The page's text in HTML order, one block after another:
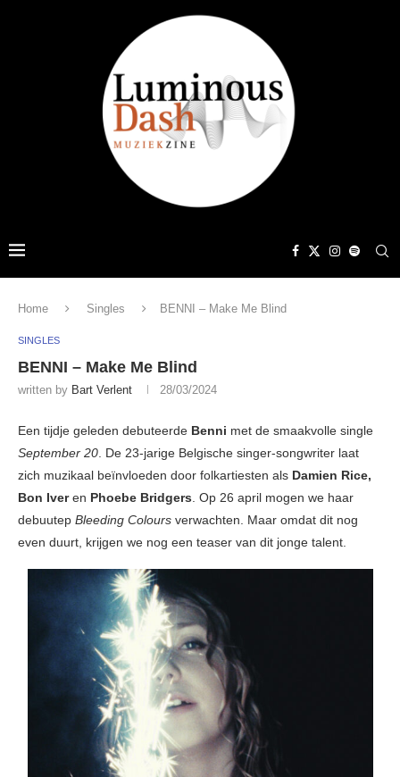
Home Singles BENNI – Make Me Blind
SINGLES
BENNI – Make Me Blind
written by Bart Verlent 28/03/2024
Een tijdje geleden debuteerde Benni met de smaakvolle single
September 20. De 23-jarige Belgische singer-songwriter laat
zich muzikaal beïnvloeden door folkartiesten als Damien Rice,
Bon Iveren Phoebe Bridgers. Op 26 april mogen we haar
debuutep Bleeding Colours verwachten. Maar omdat dit nog
even duurt, krijgen we nog een teaser van dit jonge talent.